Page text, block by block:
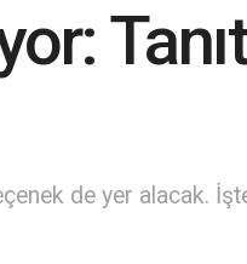
de yer alacak.